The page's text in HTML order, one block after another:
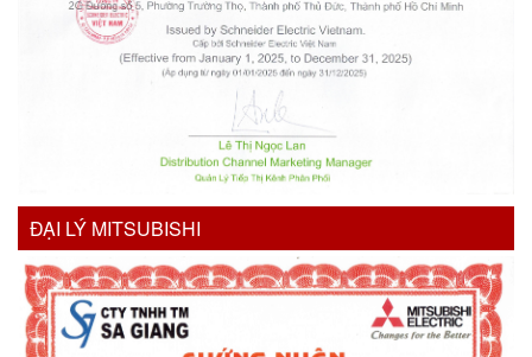
ĐẠI LÝ MITSUBISHI